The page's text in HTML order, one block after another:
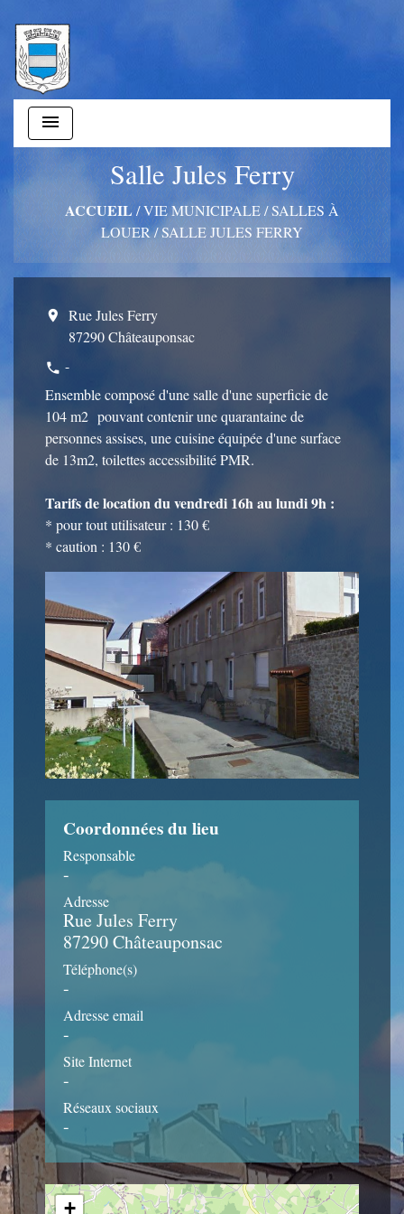
menu
Salle Jules Ferry
ACCUEIL/VIE MUNICIPALE/SALLES À
LOUER/SALLE JULES FERRY
location_on
Rue Jules Ferry
87290 Châteauponsac
phone -
Ensemble composé d'une salle d'une superficie de
104 m2 pouvant contenir une quarantaine de
personnes assises, une cuisine équipée d'une surface
de 13m2, toilettes accessibilité PMR.
Tarifs de location du vendredi 16h au lundi 9h :
* pour tout utilisateur : 130 €
* caution : 130 €
Coordonnées du lieu
Responsable
-
Adresse
Rue Jules Ferry
87290 Châteauponsac
Téléphone(s)
-
Adresse email
-
Site Internet
-
Réseaux sociaux
-
+